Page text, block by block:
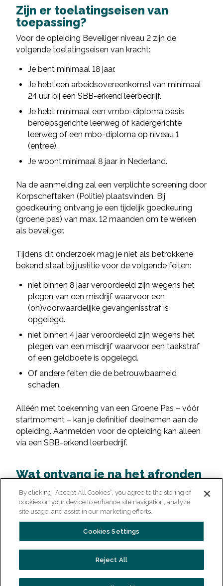
Zijn er toelatingseisen van
toepassing?
Voor de opleiding Beveiliger niveau 2 zijn de
volgende toelatingseisen van kracht:
Je bent minimaal 18 jaar.
Je hebt een arbeidsovereenkomst van minimaal
24 uur bij een SBB-erkend leerbedrijf.
Je hebt minimaal een vmbo-diploma basis
beroepsgerichte leerweg of kadergerichte
leerweg of een mbo-diploma op niveau 1
(entree).
Je woont minimaal 8 jaar in Nederland.
Na de aanmelding zal een verplichte screening door
Korpscheftaken (Politie) plaatsvinden. Bij
goedkeuring ontvang je een tijdelijk goedkeuring
(groene pas) van max. 12 maanden om te werken
als beveiliger.
Tijdens dit onderzoek mag je niet als betrokkene
bekend staat bij justitie voor de volgende feiten:
niet binnen 8 jaar veroordeeld zijn wegens het
plegen van een misdrijf waarvoor een
(on)voorwaardelijke gevangenisstraf is
opgelegd.
niet binnen 4 jaar veroordeeld zijn wegens het
plegen van een misdrijf waarvoor een taakstraf
of een geldboete is opgelegd.
Of andere feiten die de betrouwbaarheid
schaden.
Alléén met toekenning van een Groene Pas – vóór
startmoment – kan je definitief deelnemen aan de
opleiding. Aanmelden voor de opleiding kan alleen
via een SBB-erkend leerbedrijf.
Wat ontvang je na het afronden
van de opleiding?
Bij succesvolle afronding van de opleiding
Beveiliger niveau 2 ontvang je het mbo-diploma
Beveiliger niveau 2.
Veel gestelde vragen
Heb je nog vragen over de opleiding Beveiliger
niveau 2? Wij hebben de meest gestelde vragen
By clicking “Accept All Cookies”, you agree to the storing of
cookies on your device to enhance site navigation, analyze
site usage, and assist in our marketing efforts.
Cookies Settings
Reject All